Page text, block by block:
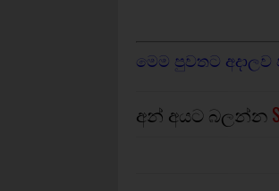
මෙම පුවතට
අන් අයට බලන්න